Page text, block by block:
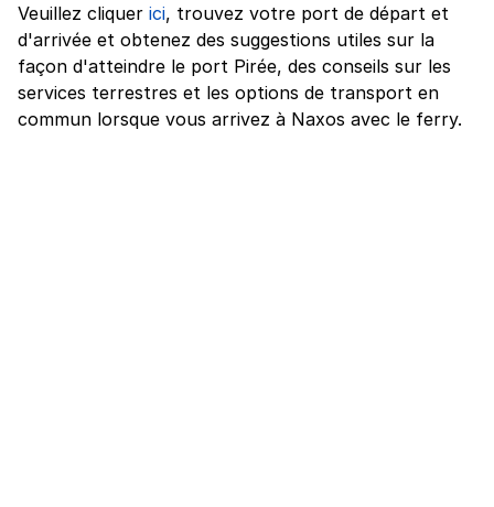
Veuillez cliquer ici, trouvez votre port de départ et
d'arrivée et obtenez des suggestions utiles sur la
façon d'atteindre le port Pirée, des conseils sur les
services terrestres et les options de transport en
commun lorsque vous arrivez à Naxos avec le ferry.